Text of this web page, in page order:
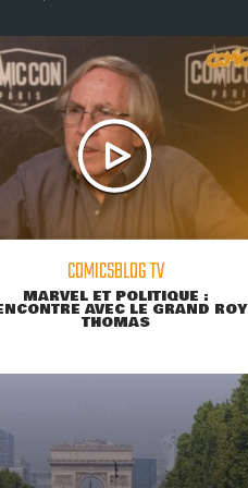
COMICSBLOG TV
MARVEL ET POLITIQUE :
AVEC LE GRAND ROY
THOMAS